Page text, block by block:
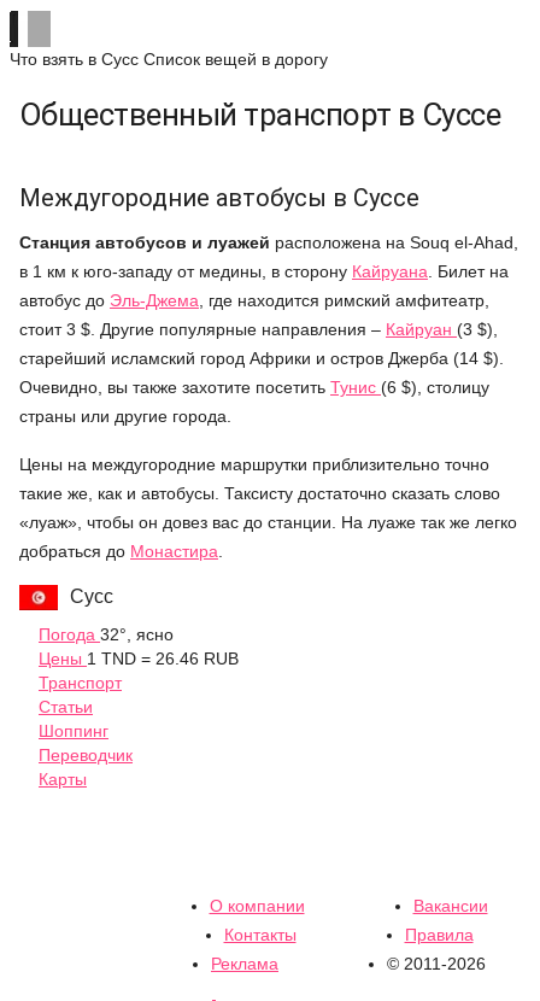
Что взять в Сусс Список вещей в дорогу
Общественный транспорт в Суссе
Междугородние автобусы в Суссе
Станция автобусов и луажей расположена на Souq el-Ahad,
в 1 км к юго-западу от медины, в сторону Кайруана . Билет на
автобус до Эль-Джема , где находится римский амфитеатр,
стоит 3 $. Другие популярные направления – Кайруан (3 $),
старейший исламский город Африки и остров Джерба (14 $).
Очевидно, вы также захотите посетить Туниc (6 $), столицу
страны или другие города.
Цены на междугородние маршрутки приблизительно точно
такие же, как и автобусы. Таксисту достаточно сказать слово
«луаж», чтобы он довез вас до станции. На луаже так же легко
добраться до Монастира
Сусс
Погода 32°, ясно
Цены 1 TND = 26.46 RUB
Транспорт
Статьи
Шоппинг
Переводчик
Карты
О компании
Вакансии
Контакты
Правила
Реклама
© 2011-2026